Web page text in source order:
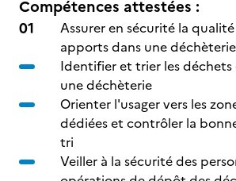
Compétences attestées :
Assurer en sécurité la
apports dans une déchèterie
Identifier et trier les
une déchèterie
Orienter l'usager vers les
dédiées et contrôler la
tri
Veiller à la sécurité des